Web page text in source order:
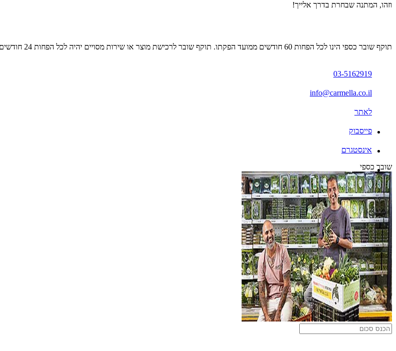
וזהו, המתנה שבחרת בדרך אלייך!
תוקף שובר כספי הינו לכל הפחות 60 חודשים ממועד הפקתו. תוקף שובר לרכישת מוצר או שירות מסויים יהיה לכל הפחות 24 חודשים ממועד הפקתו
03-5162919
info@carmella.co.il
לאתר
פייסבוק
אינסטגרם
שובר כספי